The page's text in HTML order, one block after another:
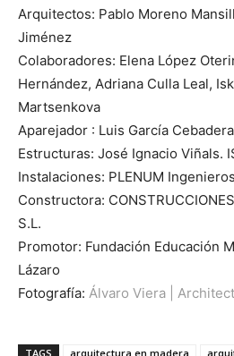
Arquitectos: Pablo Moreno
Jiménez
Colaboradores: Elena López
Hernández, Adriana Culla Leal,
Martsenkova
Aparejador : Luis García Cebadera
Estructuras: José Ignacio Viñals.
Instalaciones: PLENUM Ingenieros
Constructora:
S.L.
Promotor: Fundación Educación
Lázaro
Fotografía: Álvaro Viera |
TAGS arquitectura en madera